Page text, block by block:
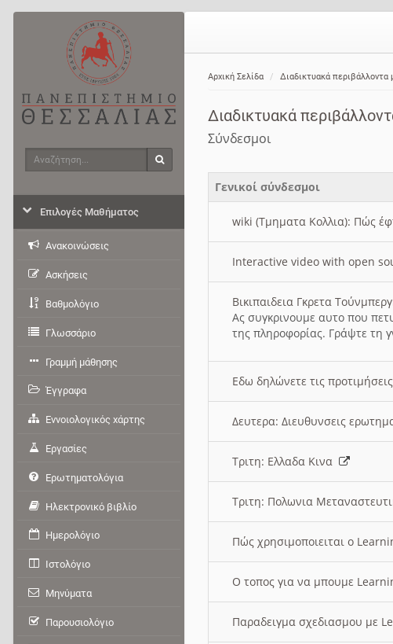
Αρχική Σελίδα Διαδικτυακά περιβάλλοντα
Διαδικτυακά
Σύνδεσμοι
Γενικοί σύνδεσμοι
wiki (Τμηματα Κολλια): Πώς
Interactive video with open
Βικιπαιδεια Γκρετα
Ας συγκρινουμε αυτο που
της πληροφορίας. Γράψτε τη
Εδω δηλώνετε τις
Δευτερα: Διευθυνσεις
Τριτη: Ελλαδα Κινα
Τριτη: Πολωνια
Πώς χρησιμοποιειται ο
O τοπος για να μπουμε
Παραδειγμα σχεδιασμου με
Αναζήτηση
Επιλογές Μαθήματος
Ανακοινώσεις
Ασκήσεις
Βαθμολόγιο
Γλωσσάριο
Γραμμή μάθησης
Έγγραφα
Εννοιολογικός χάρτης
Εργασίες
Ερωτηματολόγια
Ηλεκτρονικό βιβλίο
Ημερολόγιο
Ιστολόγιο
Μηνύματα
Παρουσιολόγιο